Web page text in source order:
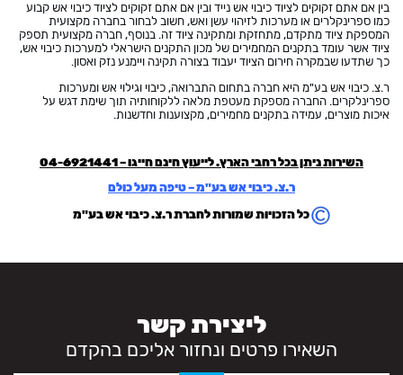
בין אם אתם זקוקים לציוד כיבוי אש נייד ובין אם אתם זקוקים לציוד כיבוי אש קבוע
כמו ספרינקלרים או מערכות לזיהוי עשן ואש, חשוב לבחור בחברה מקצועית
המספקת ציוד מתקדם, מתחזקת ומתקינה ציוד זה. בנוסף, חברה מקצועית תספק
ציוד אשר עומד בתקנים המחמירים של מכון התקנים הישראלי למערכות כיבוי אש,
כך שתדעו שבמקרה חירום הציוד יעבוד בצורה תקינה ויימנע נזק ואסון.
ר.צ. כיבוי אש בע"מ היא חברה בתחום התברואה, כיבוי וגילוי אש ומערכות
ספרינלקרים. החברה מספקת מעטפת מלאה ללקוחותיה תוך שימת דגש על
איכות מוצרים, עמידה בתקנים מחמירים, מקצוענות וחדשנות.
השירות ניתן בכל רחבי הארץ. לייעוץ חינם חייגו –04-6921441
ר.צ. כיבוי אש בע"מ – טיפה מעל כולם
כל הזכויות שמורות לחברת ר.צ. כיבוי אש בע"מ
ליצירת קשר
השאירו פרטים ונחזור אליכם בהקדם